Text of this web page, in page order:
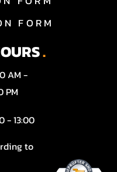
FORM
.
AM -
PM
- 13:00
to